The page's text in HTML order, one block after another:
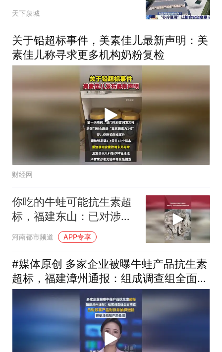
让粮食安全度夏 保质保鲜
天下泉城
关于铅超标事件，美素佳儿最新声明：美
素佳儿称寻求更多机构奶粉复检
财经网
你吃的牛蛙可能抗生素超
标，福建东山：已对涉事
产品封存并抽样送检，将
依法依规严肃处理
河南都市频道 APP专享
#媒体原创 多家企业被曝牛蛙产品抗生素
超标，福建漳州通报：组成调查组全面核
查，已对涉事产品封存并抽样送检